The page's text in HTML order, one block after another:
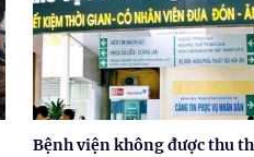
Bệnh viện không được thu